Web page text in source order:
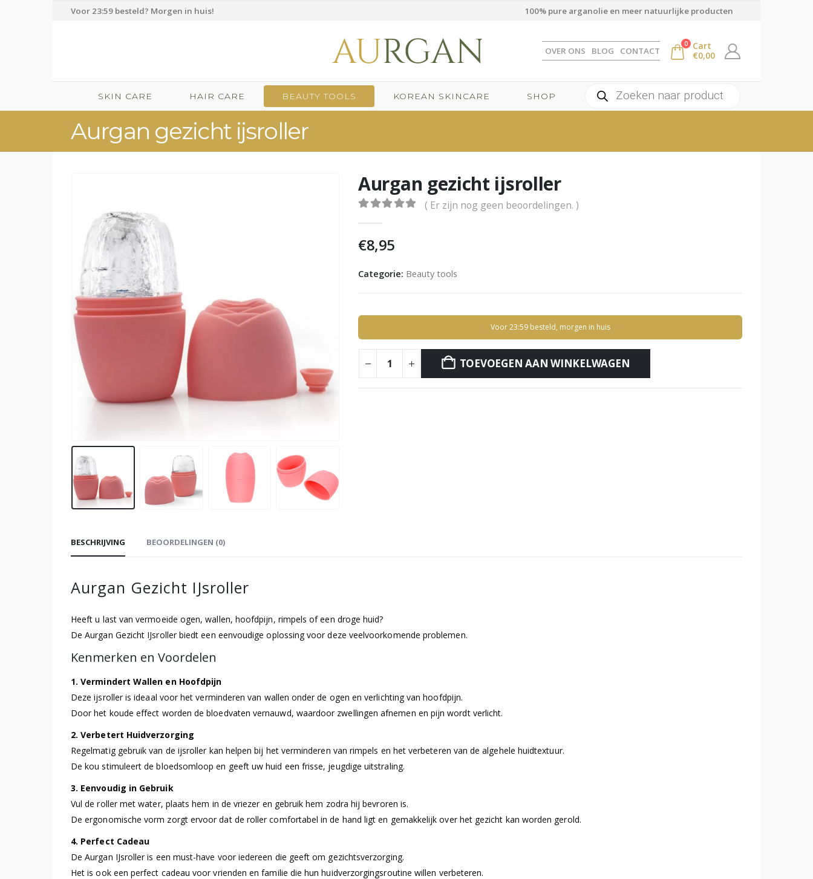
Voor 23:59 besteld? Morgen in huis! 100% pure arganolie en meer natuurlijke producten
OVER ONS BLOG CONTACT
0
Cart
€0,00
SKIN CARE HAIR CARE BEAUTY TOOLS KOREAN SKINCARE SHOP
Producten
zoeken
Aurgan gezicht ijsroller
Aurgan gezicht ijsroller
( Er zijn nog geen beoordelingen. )
€8,95
Categorie: Beauty tools
Voor 23:59 besteld, morgen in huis
TOEVOEGEN AAN WINKELWAGEN
BESCHRIJVING BEOORDELINGEN (0)
Aurgan Gezicht IJsroller
Heeft u last van vermoeide ogen, wallen, hoofdpijn, rimpels of een droge huid?
De Aurgan Gezicht IJsroller biedt een eenvoudige oplossing voor deze veelvoorkomende problemen.
Kenmerken en Voordelen
1. Vermindert Wallen en Hoofdpijn
Deze ijsroller is ideaal voor het verminderen van wallen onder de ogen en verlichting van hoofdpijn.
Door het koude effect worden de bloedvaten vernauwd, waardoor zwellingen afnemen en pijn wordt verlicht.
2. Verbetert Huidverzorging
Regelmatig gebruik van de ijsroller kan helpen bij het verminderen van rimpels en het verbeteren van de algehele huidtextuur.
De kou stimuleert de bloedsomloop en geeft uw huid een frisse, jeugdige uitstraling.
3. Eenvoudig in Gebruik
Vul de roller met water, plaats hem in de vriezer en gebruik hem zodra hij bevroren is.
De ergonomische vorm zorgt ervoor dat de roller comfortabel in de hand ligt en gemakkelijk over het gezicht kan worden gerold.
4. Perfect Cadeau
De Aurgan IJsroller is een must-have voor iedereen die geeft om gezichtsverzorging.
Het is ook een perfect cadeau voor vrienden en familie die hun huidverzorgingsroutine willen verbeteren.